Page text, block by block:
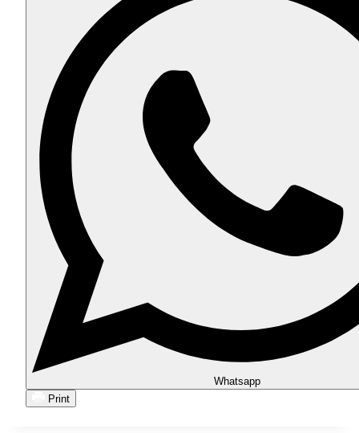
Whatsapp
Print